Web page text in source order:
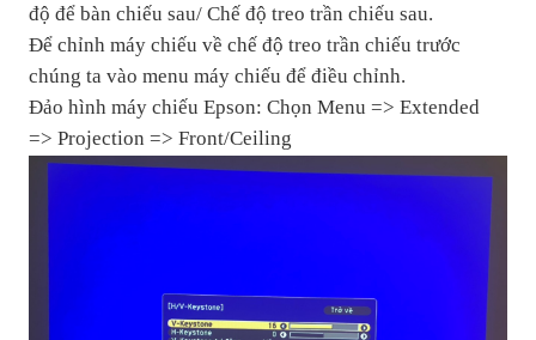
độ để bàn chiếu sau/ Chế độ treo trần chiếu sau.
Để chỉnh máy chiếu về chế độ treo trần chiếu trước
chúng ta vào menu máy chiếu để điều chỉnh.
Đảo hình máy chiếu Epson: Chọn Menu => Extended
=> Projection => Front/Ceiling